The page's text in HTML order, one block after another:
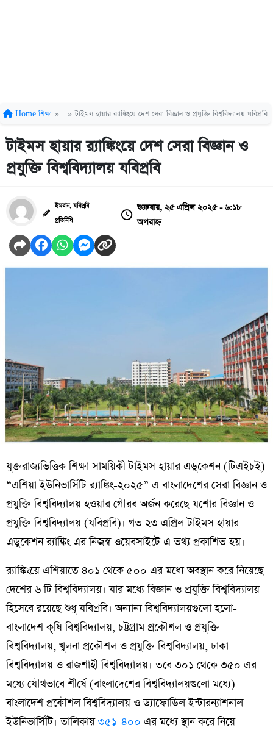
Home শিক্ষা » » টাইমস হায়ার র‌্যাঙ্কিংয়ে দেশ সেরা বিজ্ঞান ও প্রযুক্তি বিশ্ববিদ্যালয় যবিপ্রবি
টাইমস হায়ার র‌্যাঙ্কিংয়ে দেশ সেরা বিজ্ঞান ও
প্রযুক্তি বিশ্ববিদ্যালয় যবিপ্রবি
ইমরান, যবিপ্রবি
প্রতিনিধি
শুক্রবার, ২৫ এপ্রিল ২০২৫ - ৬:১৮
অপরাহ্ন
যুক্তরাজ্যভিত্তিক শিক্ষা সাময়িকী টাইমস হায়ার এডুকেশন (টিএইচই)
“এশিয়া ইউনিভার্সিটি র‌্যাঙ্কিং-২০২৫” এ বাংলাদেশের সেরা বিজ্ঞান ও
প্রযুক্তি বিশ্ববিদ্যালয় হওয়ার গৌরব অর্জন করেছে যশোর বিজ্ঞান ও
প্রযুক্তি বিশ্ববিদ্যালয় (যবিপ্রবি)। গত ২৩ এপ্রিল টাইমস হায়ার
এডুকেশন র‌্যাঙ্কিং এর নিজস্ব ওয়েবসাইটে এ তথ্য প্রকাশিত হয়।
র‌্যাঙ্কিংয়ে এশিয়াতে ৪০১ থেকে ৫০০ এর মধ্যে অবস্থান করে নিয়েছে
দেশের ৬ টি বিশ্ববিদ্যালয়। যার মধ্যে বিজ্ঞান ও প্রযুক্তি বিশ্ববিদ্যালয়
হিসেবে রয়েছে শুধু যবিপ্রবি। অন্যান্য বিশ্ববিদ্যালয়গুলো হলো-
বাংলাদেশ কৃষি বিশ্ববিদ্যালয়, চট্টগ্রাম প্রকৌশল ও প্রযুক্তি
বিশ্ববিদ্যালয়, খুলনা প্রকৌশল ও প্রযুক্তি বিশ্ববিদ্যালয়, ঢাকা
বিশ্ববিদ্যালয় ও রাজশাহী বিশ্ববিদ্যালয়। তবে ৩০১ থেকে ৩৫০ এর
মধ্যে যৌথভাবে শীর্ষে (বাংলাদেশের বিশ্ববিদ্যালয়গুলো মধ্যে)
বাংলাদেশ প্রকৌশল বিশ্ববিদ্যালয় ও ড্যাফোডিল ইন্টারন্যাশনাল
ইউনিভার্সিটি। তালিকায়৩৫১-৪০০ এর মধ্যে স্থান করে নিয়ে